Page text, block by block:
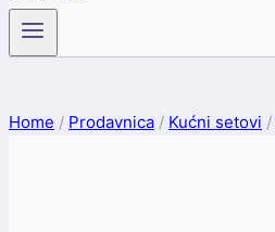
Home / Prodavnica / Kućni setovi /